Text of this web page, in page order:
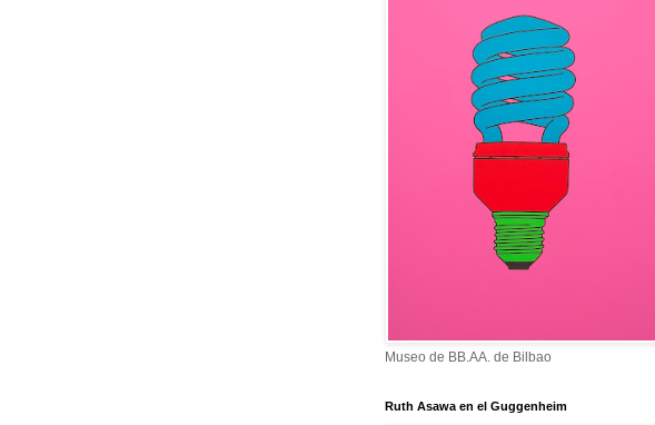
Museo de BB.AA. de Bilbao
Ruth Asawa en el Guggenheim